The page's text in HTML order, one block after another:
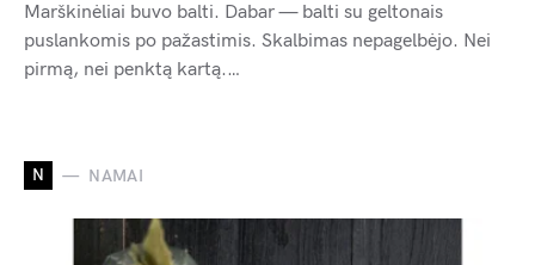
Marškinėliai buvo balti. Dabar — balti su geltonais
puslankomis po pažastimis. Skalbimas nepagelbėjo. Nei
pirmą, nei penktą kartą.…
N NAMAI